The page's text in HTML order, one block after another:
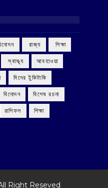
‌ রাজ্য ‌ শিক্ষা
‌ স্বাস্থ্য আবহাওয়া
দিনের টুকিটাকি
বিনোদন বিশেষ রচনা
রাশিফল শিক্ষা
Right Reseved